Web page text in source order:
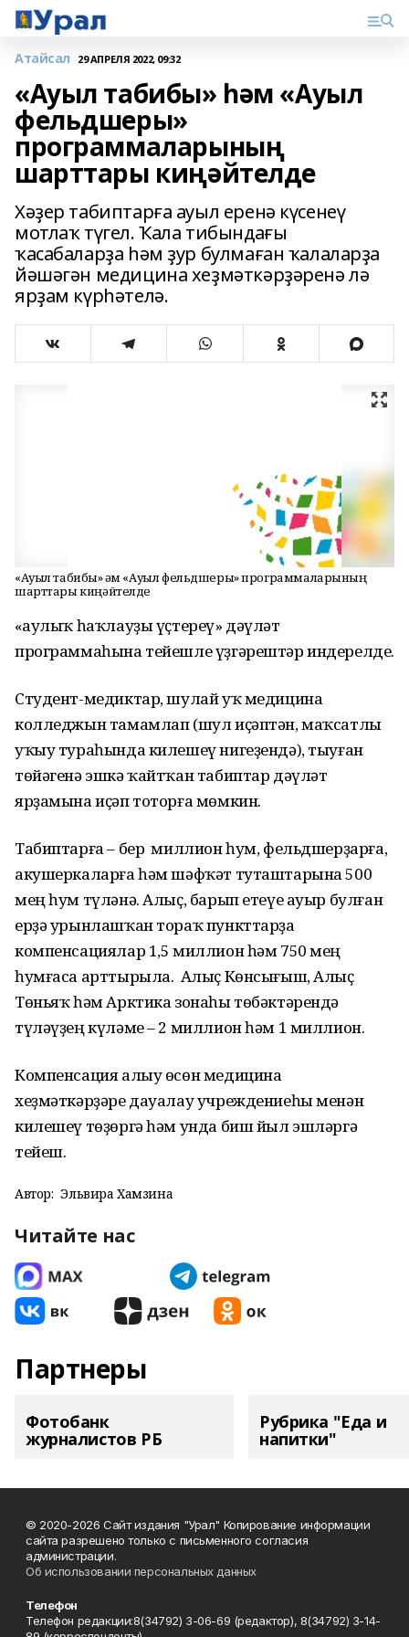
Атайсал 29 АПРЕЛЯ 2022, 09:32
«Ауыл табибы» һәм «Ауыл
фельдшеры»
программаларының
шарттары киңәйтелде
Хәҙер табиптарға ауыл еренә күсенеү
мотлаҡ түгел. Ҡала тибындағы
ҡасабаларҙа һәм ҙур булмаған ҡалаларҙа
йәшәгән медицина хеҙмәткәрҙәренә лә
ярҙам күрһәтелә.
«Ауыл табибы» һәм «Ауыл фельдшеры» программаларының
шарттары киңәйтелде
«Һаулыҡ һаҡлауҙы үҫтереү» дәүләт
программаһына тейешле үҙгәрештәр индерелде.
Студент-медиктар, шулай уҡ медицина
колледжын тамамлап (шул иҫәптән, маҡсатлы
уҡыу тураһында килешеү нигеҙендә), тыуған
төйәгенә эшкә ҡайтҡан табиптар дәүләт
ярҙамына иҫәп тоторға мөмкин.
Табиптарға – бер миллион һум, фельдшерҙарға,
акушеркаларға һәм шәфҡәт туташтарына 500
мең һум түләнә. Алыҫ, барып етеүе ауыр булған
ерҙә урынлашҡан тораҡ пункттарҙа
компенсациялар 1,5 миллион һәм 750 мең
һумғаса арттырыла. Алыҫ Көнсығыш, Алыҫ
Төньяҡ һәм Арктика зонаһы төбәктәрендә
түләүҙең күләме – 2 миллион һәм 1 миллион.
Компенсация алыу өсөн медицина
хеҙмәткәрҙәре дауалау учреждениеһы менән
килешеү төҙөргә һәм унда биш йыл эшләргә
тейеш.
Автор: Эльвира Хамзина
Читайте нас
Партнеры
Фотобанк
журналистов РБ
Рубрика "Еда и
напитки"
© 2020-2026 Сайт издания "Урал" Копирование информации
сайта разрешено только с письменного согласия
администрации.
Об использовании персональных данных
Телефон
Телефон редакции:8(34792) 3-06-69 (редактор), 8(34792) 3-14-